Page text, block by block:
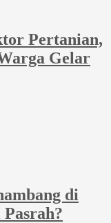
Pertanian,
Gelar
di